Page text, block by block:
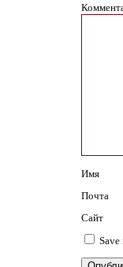
Имя
Почта
Сайт
Save